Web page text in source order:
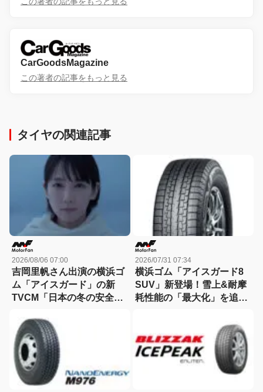
CarGoodsMagazine
この著者の記事をもっと見る
タイヤの関連記事
2026/08/06 07:00
吉岡里帆さん出演の横浜ゴ
ム「アイスガード」の新
TVCM「日本の冬の安全
守る。」が8月から放映開
始！
2026/07/31 07:34
横浜ゴム「アイスガード8
SUV」新登場！雪上&耐摩
耗性能の「最大化」を追求